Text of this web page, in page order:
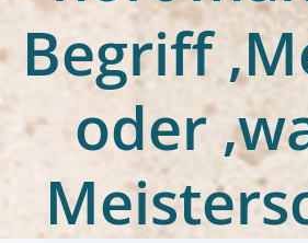
Begriff
oder